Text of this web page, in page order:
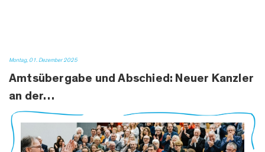
Montag, 01. Dezember 2025
Amtsübergabe und Abschied: Neuer Kanzler
an der…